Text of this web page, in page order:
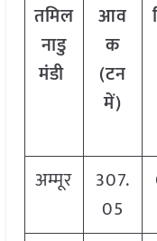
तमिल
नाडु
मंडी
आव
क
(टन
में)
अम्मूर
307.
05